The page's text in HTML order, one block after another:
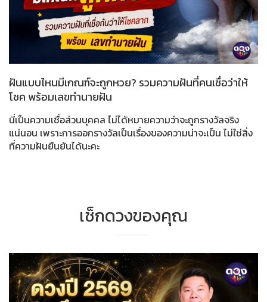
ฝันแบบไหนมีเกณฑ์จะถูกหวย? รวมความฝันที่คนเชื่อว่าให้
โชค พร้อมเลขทำนายฝัน
นี่เป็นความเชื่อส่วนบุคคล ไม่ได้หมายความว่าจะถูกรางวัลจริง
แน่นอน เพราะการออกรางวัลเป็นเรื่องของความน่าจะเป็น ไม่ใช่สิ่ง
ที่ความฝันยืนยันได้นะคะ
เช็กดวงของคุณ